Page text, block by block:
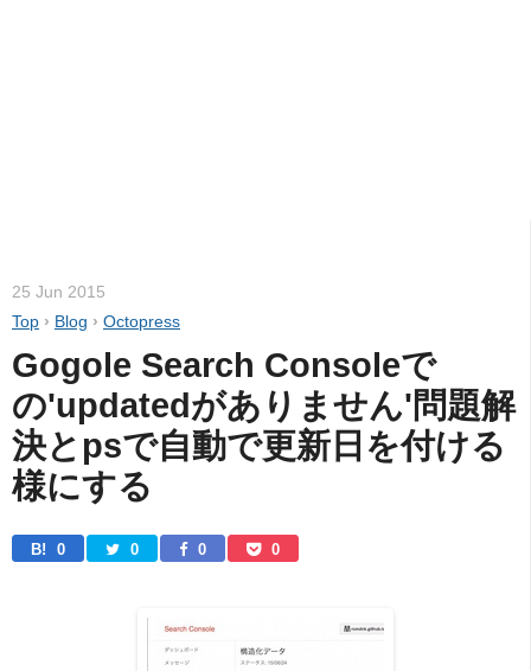
25 Jun 2015
Top › Blog › Octopress
Gogole Search Consoleで
の'updatedがありません'問題解
決とpsで自動で更新日を付ける
様にする
B! 0 0 0 0